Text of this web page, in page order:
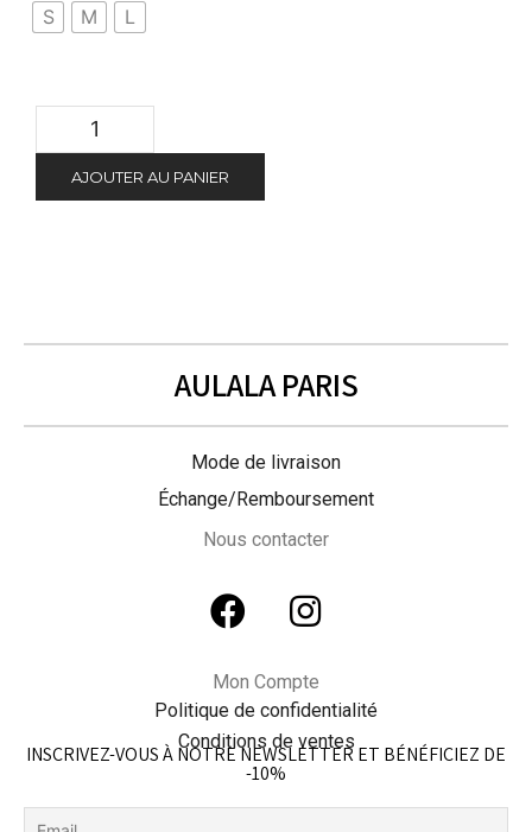
S
M L
AJOUTER AU PANIER
AULALA PARIS
Mode de livraison
Échange/Remboursement
Nous contacter
Mon Compte
Politique de confidentialité
Conditions de ventes
INSCRIVEZ-VOUS À NOTRE NEWSLETTER ET BÉNÉFICIEZ DE
-10%